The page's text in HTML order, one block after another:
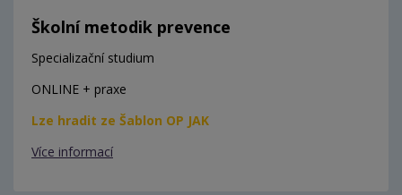
Školní metodik prevence
Specializační studium
ONLINE + praxe
Lze hradit ze Šablon OP JAK
Více informací